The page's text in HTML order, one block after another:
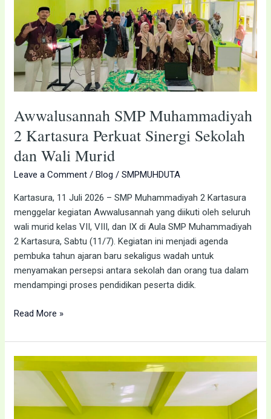
Awwalusannah SMP Muhammadiyah
2 Kartasura Perkuat Sinergi Sekolah
dan Wali Murid
Leave a Comment /Blog /SMPMUHDUTA
Kartasura, 11 Juli 2026 – SMP Muhammadiyah 2 Kartasura
menggelar kegiatan Awwalusannah yang diikuti oleh seluruh
wali murid kelas VII, VIII, dan IX di Aula SMP Muhammadiyah
2 Kartasura, Sabtu (11/7). Kegiatan ini menjadi agenda
pembuka tahun ajaran baru sekaligus wadah untuk
menyamakan persepsi antara sekolah dan orang tua dalam
mendampingi proses pendidikan peserta didik.
Wali
Murid
Read More »
Pembinaan
Majelis
Dikdasmen
dan